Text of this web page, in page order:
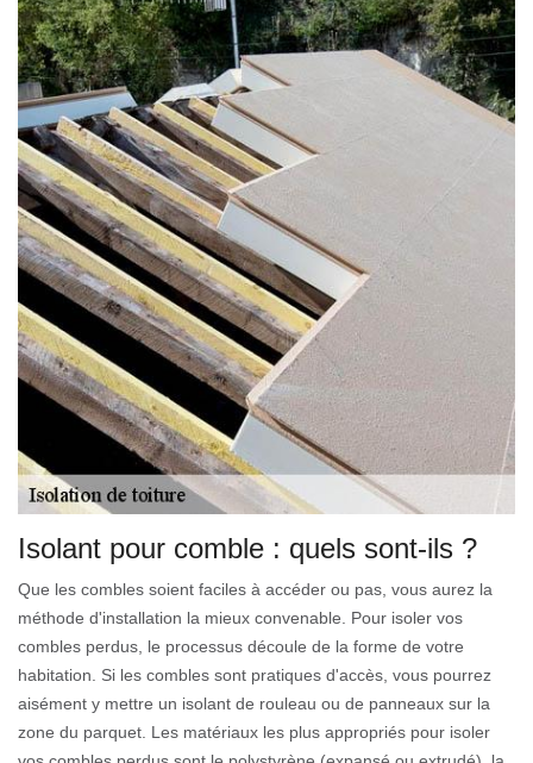
Isolant pour comble : quels sont-ils ?
Que les combles soient faciles à accéder ou pas, vous aurez la
méthode d'installation la mieux convenable. Pour isoler vos
combles perdus, le processus découle de la forme de votre
habitation. Si les combles sont pratiques d'accès, vous pourrez
aisément y mettre un isolant de rouleau ou de panneaux sur la
zone du parquet. Les matériaux les plus appropriés pour isoler